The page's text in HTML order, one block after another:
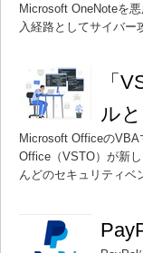
Microsoft OneNoteを
入経路としてサイバー
「
ル
Microsoft Officeの
Office（VSTO）が新
んどのセキュリティベ